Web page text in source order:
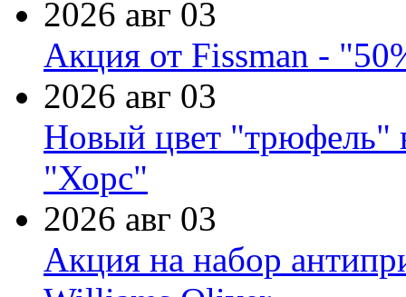
2026 авг 03
Акция от Fissman -
2026 авг 03
Новый цвет "трюфель"
"Хорс"
2026 авг 03
Акция на набор